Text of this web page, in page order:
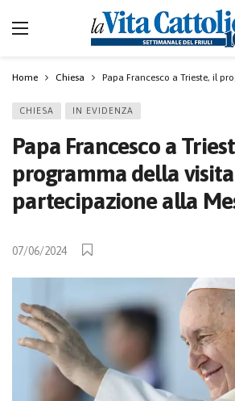
Home Chiesa Papa Francesco a Trieste, il
CHIESA IN EVIDENZA
Papa Francesco a
programma della
partecipazione alla
07/06/2024